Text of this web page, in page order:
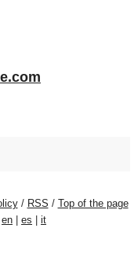
/ RSS / Top of the page
en es it